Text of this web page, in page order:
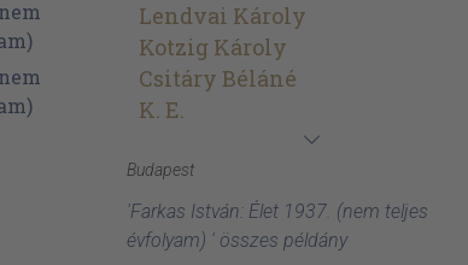
Lendvai Károly
Kotzig Károly
Csitáry Béláné
K. E.
Budapest
'Farkas István: Élet 1937. (nem teljes
évfolyam) ' összes példány